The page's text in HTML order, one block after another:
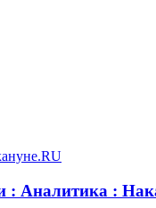
: Аналитика :